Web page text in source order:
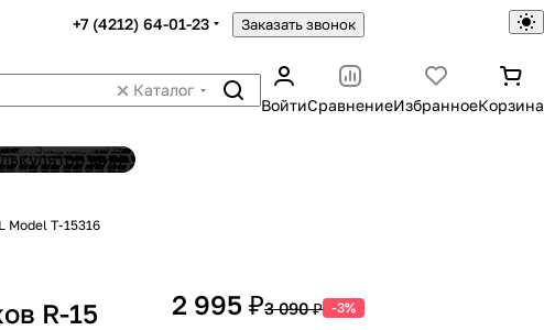
+7 (4212) 64-01-23 Заказать звонок
Каталог
ВойтиСравнениеИзбранноеКорзина
шин
Model T-15316
R-15
2 995 ₽3 090 ₽ -3%